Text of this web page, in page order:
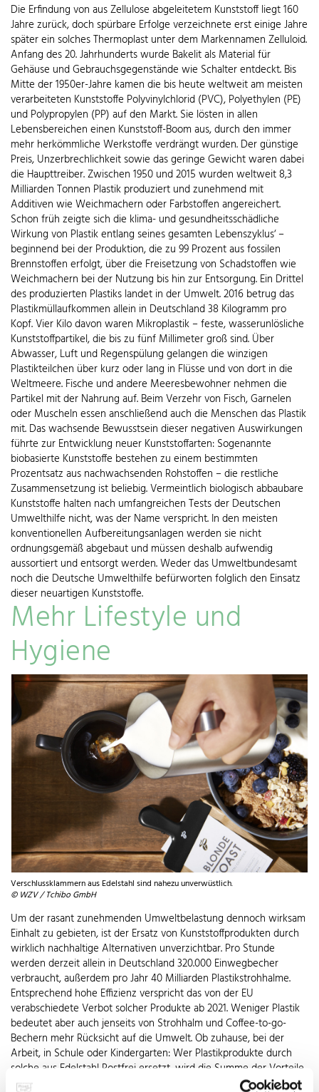
Die Erfindung von aus Zellulose abgeleitetem Kunststoff liegt 160
Jahre zurück, doch spürbare Erfolge verzeichnete erst einige Jahre
später ein solches Thermoplast unter dem Markennamen Zelluloid.
Anfang des 20. Jahrhunderts wurde Bakelit als Material für
Gehäuse und Gebrauchsgegenstände wie Schalter entdeckt. Bis
Mitte der 1950er-Jahre kamen die bis heute weltweit am meisten
verarbeiteten Kunststoffe Polyvinylchlorid (PVC), Polyethylen (PE)
und Polypropylen (PP) auf den Markt. Sie lösten in allen
Lebensbereichen einen Kunststoff-Boom aus, durch den immer
mehr herkömmliche Werkstoffe verdrängt wurden. Der günstige
Preis, Unzerbrechlichkeit sowie das geringe Gewicht waren dabei
die Haupttreiber. Zwischen 1950 und 2015 wurden weltweit 8,3
Milliarden Tonnen Plastik produziert und zunehmend mit
Additiven wie Weichmachern oder Farbstoffen angereichert.
Schon früh zeigte sich die klima- und gesundheitsschädliche
Wirkung von Plastik entlang seines gesamten Lebenszyklus‘ –
beginnend bei der Produktion, die zu 99 Prozent aus fossilen
Brennstoffen erfolgt, über die Freisetzung von Schadstoffen wie
Weichmachern bei der Nutzung bis hin zur Entsorgung. Ein Drittel
des produzierten Plastiks landet in der Umwelt. 2016 betrug das
Plastikmüllaufkommen allein in Deutschland 38 Kilogramm pro
Kopf. Vier Kilo davon waren Mikroplastik – feste, wasserunlösliche
Kunststoffpartikel, die bis zu fünf Millimeter groß sind. Über
Abwasser, Luft und Regenspülung gelangen die winzigen
Plastikteilchen über kurz oder lang in Flüsse und von dort in die
Weltmeere. Fische und andere Meeresbewohner nehmen die
Partikel mit der Nahrung auf. Beim Verzehr von Fisch, Garnelen
oder Muscheln essen anschließend auch die Menschen das Plastik
mit. Das wachsende Bewusstsein dieser negativen Auswirkungen
führte zur Entwicklung neuer Kunststoffarten: Sogenannte
biobasierte Kunststoffe bestehen zu einem bestimmten
Prozentsatz aus nachwachsenden Rohstoffen – die restliche
Zusammensetzung ist beliebig. Vermeintlich biologisch abbaubare
Kunststoffe halten nach umfangreichen Tests der Deutschen
Umwelthilfe nicht, was der Name verspricht. In den meisten
konventionellen Aufbereitungsanlagen werden sie nicht
ordnungsgemäß abgebaut und müssen deshalb aufwendig
aussortiert und entsorgt werden. Weder das Umweltbundesamt
noch die Deutsche Umwelthilfe befürworten folglich den Einsatz
dieser neuartigen Kunststoffe.
Mehr Lifestyle und
Hygiene
Verschlussklammern aus Edelstahl sind nahezu unverwüstlich.
© WZV / Tchibo GmbH
Um der rasant zunehmenden Umweltbelastung dennoch wirksam
Einhalt zu gebieten, ist der Ersatz von Kunststoffprodukten durch
wirklich nachhaltige Alternativen unverzichtbar. Pro Stunde
werden derzeit allein in Deutschland 320.000 Einwegbecher
verbraucht, außerdem pro Jahr 40 Milliarden Plastikstrohhalme.
Entsprechend hohe Effizienz verspricht das von der EU
verabschiedete Verbot solcher Produkte ab 2021. Weniger Plastik
bedeutet aber auch jenseits von Strohhalm und Coffee-to-go-
Bechern mehr Rücksicht auf die Umwelt. Ob zuhause, bei der
Arbeit, in Schule oder Kindergarten: Wer Plastikprodukte durch
solche aus Edelstahl Rostfrei ersetzt, wird die Summe der Vorteile
schnell schätzen lernen. So sind in jeder Küche Kochlöffel & Co,